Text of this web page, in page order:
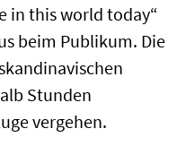
in this world today“
beim Publikum. Die
Stunden
vergehen.